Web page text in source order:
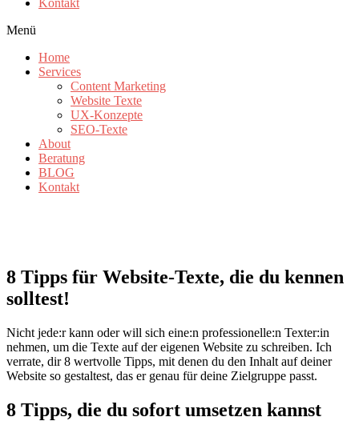
Kontakt
Menü
Home
Services
Content Marketing
Website Texte
UX-Konzepte
SEO-Texte
About
Beratung
BLOG
Kontakt
8 Tipps für Website-Texte, die du kennen
solltest!
Nicht jede:r kann oder will sich eine:n professionelle:n Texter:in
nehmen, um die Texte auf der eigenen Website zu schreiben. Ich
verrate, dir 8 wertvolle Tipps, mit denen du den Inhalt auf deiner
Website so gestaltest, das er genau für deine Zielgruppe passt.
8 Tipps, die du sofort umsetzen kannst